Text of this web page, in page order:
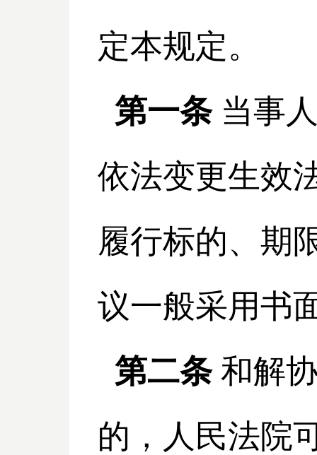
定本规定。
第一条 当事
依法变更生效
履行标的、期
议一般采用书
第二条 和解
的，人民法院